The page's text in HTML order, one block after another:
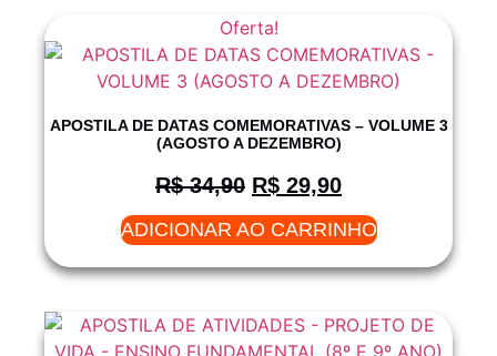
Oferta!
APOSTILA DE DATAS COMEMORATIVAS – VOLUME 3
(AGOSTO A DEZEMBRO)
R$34,90 R$ 29,90
ADICIONAR AO CARRINHO